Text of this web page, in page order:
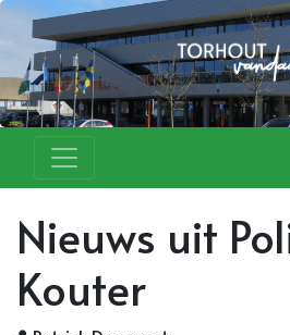
Nieuws uit
Kouter